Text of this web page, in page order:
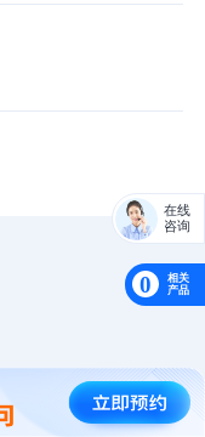
0 相关
产品
在线
咨询